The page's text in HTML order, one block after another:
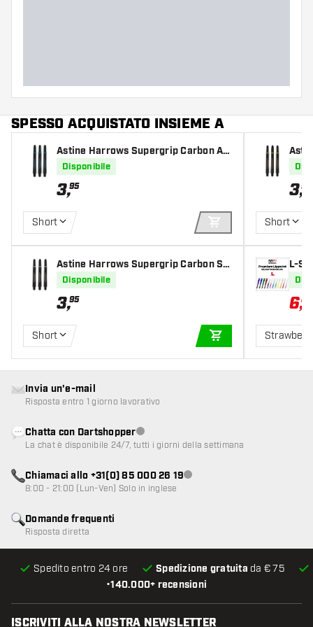
SPESSO ACQUISTATO INSIEME A
Astine Harrows Supergrip Carbon Aq
ua
Disponibile
3,95
Short
AGGIUNGI AL
Astine Harrows Supergrip Carbon Sil
ver
Disponibile
3,95
Short
AGGIUNGI AL
3,95
Short
L-
6,88
•140.000+ recensioni
Spedito entro 24 ore Spedizione gratuita da € 75
Domande frequenti
Risposta diretta
Invia un'e-mail
Risposta entro 1 giorno lavorativo
Chatta con DartshopperServizio clienti non disponibile
La chat è disponibile 24/7, tutti i giorni della settimana
Chiamaci allo +31(0) 85 000 26 19Servizio clienti non disponibile
8:00 - 21:00 (Lun-Ven) Solo in inglese
ISCRIVITI ALLA NOSTRA NEWSLETTER